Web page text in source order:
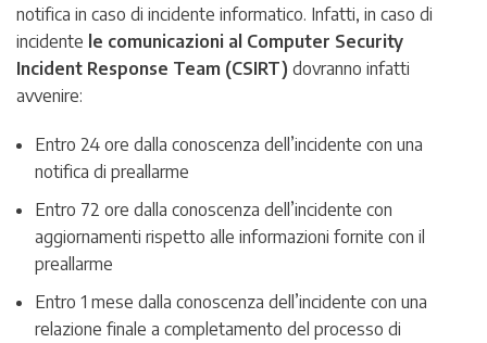
notifica in caso di incidente informatico. Infatti, in caso di
incidente le comunicazioni al Computer Security
Incident Response Team (CSIRT) dovranno infatti
avvenire:
Entro 24 ore dalla conoscenza dell’incidente con una
notifica di preallarme
Entro 72 ore dalla conoscenza dell’incidente con
aggiornamenti rispetto alle informazioni fornite con il
preallarme
Entro 1 mese dalla conoscenza dell’incidente con una
relazione finale a completamento del processo di